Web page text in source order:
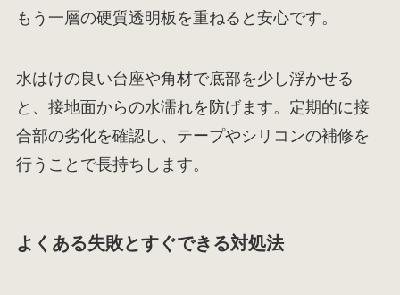
もう一層の硬質透明板を重ねると安心です。
水はけの良い台座や角材で底部を少し浮かせる
と、接地面からの水濡れを防げます。定期的に接
合部の劣化を確認し、テープやシリコンの補修を
行うことで長持ちします。
よくある失敗とすぐできる対処法